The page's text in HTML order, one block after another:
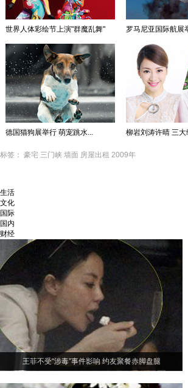
世界人体彩绘节上演"群魔乱舞" 罗马尼亚国际航展
德国猫狗展举行 萌宠跳水... 柳岩刘涛许晴 三大
标签： 豪宅 三门峡 墙面 房屋出租 2009年
生活
文化
国际
国内
财经
王菲不受“涉毒”事件影响 约友聚餐赤脚盘腿